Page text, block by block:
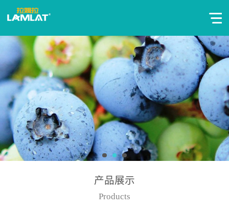
产品展示
Products